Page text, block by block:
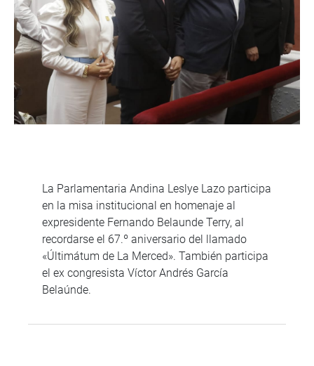
La Parlamentaria Andina Leslye Lazo participa
en la misa institucional en homenaje al
expresidente Fernando Belaunde Terry, al
recordarse el 67.º aniversario del llamado
«Últimátum de La Merced». También participa
el ex congresista Víctor Andrés García
Belaúnde.